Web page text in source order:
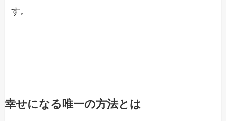
す。
幸せになる唯一の方法とは